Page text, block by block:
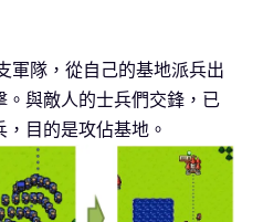
軍隊，從自己的基地派兵出
與敵人的士兵們交鋒，已
目的是攻佔基地。